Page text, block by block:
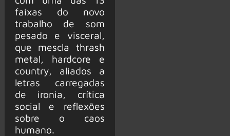
faixas do novo
trabalho de som
pesado e visceral,
que mescla thrash
metal, hardcore e
country, aliados a
letras carregadas
de ironia, crítica
social e reflexões
sobre o caos
humano.